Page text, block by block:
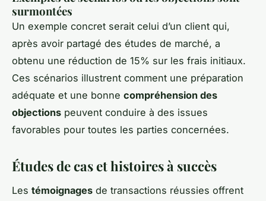
surmontées
Un exemple concret serait celui d’un client qui,
après avoir partagé des études de marché, a
obtenu une réduction de 15% sur les frais initiaux.
Ces scénarios illustrent comment une préparation
adéquate et une bonne compréhension des
objections peuvent conduire à des issues
favorables pour toutes les parties concernées.
Études de cas et histoires à succès
Les témoignages de transactions réussies offrent